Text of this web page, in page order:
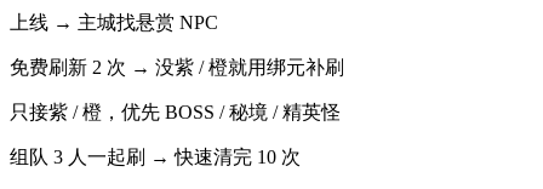
上线 → 主城找悬赏 NPC
免费刷新 2 次 → 没紫 / 橙就用绑元补刷
只接紫 / 橙，优先 BOSS / 秘境 / 精英怪
组队 3 人一起刷 → 快速清完 10 次